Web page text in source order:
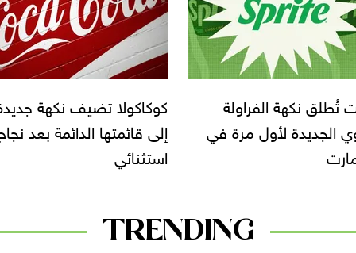
تضيف نكهة جديدة
الدائمة بعد نجاح
بعد اكتشاف مواد
إدارة الغذاء الأميركية تسحب
دفعات من علب كوكاكولا
TRENDING